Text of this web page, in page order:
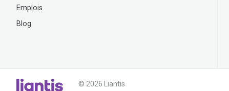
Emplois
Blog
© 2026 Liantis